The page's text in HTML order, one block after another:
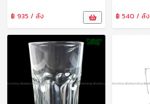
฿ 935 / ลัง ฿ 540 / ลัง